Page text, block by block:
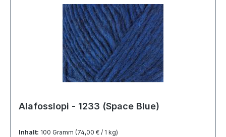
Alafosslopi - 1233 (Space Blue)
Inhalt: 100 Gramm (74,00 € / 1 kg)